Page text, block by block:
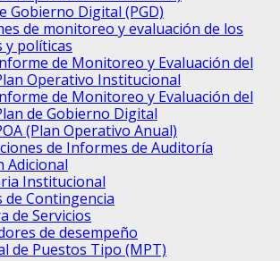
Gobierno Digital (PGD)
de monitoreo y evaluación de los
y políticas
de Monitoreo y Evaluación del
Operativo Institucional
de Monitoreo y Evaluación del
de Gobierno Digital
(Plan Operativo Anual)
de Informes de Auditoría
Adicional
Institucional
de Contingencia
de Servicios
de desempeño
de Puestos Tipo (MPT)